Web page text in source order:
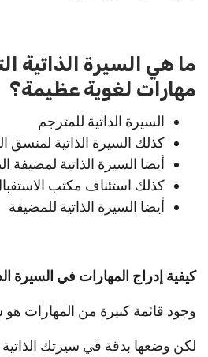
ما هي السيرة الذاتية
مهارات لغوية عظيمة؟
السيرة الذاتية للمترجم
كذلك السيرة الذاتية لمنسق
أيضا السيرة الذاتية لمضيفة
كذلك استئناف مكتب
أيضا السيرة الذاتية للمضيفة
كيفية إدراج المهارات في السيرة
وجود قائمة كبيرة من المهارات
لكن وضعها بدقة في سيرتك الذاتية